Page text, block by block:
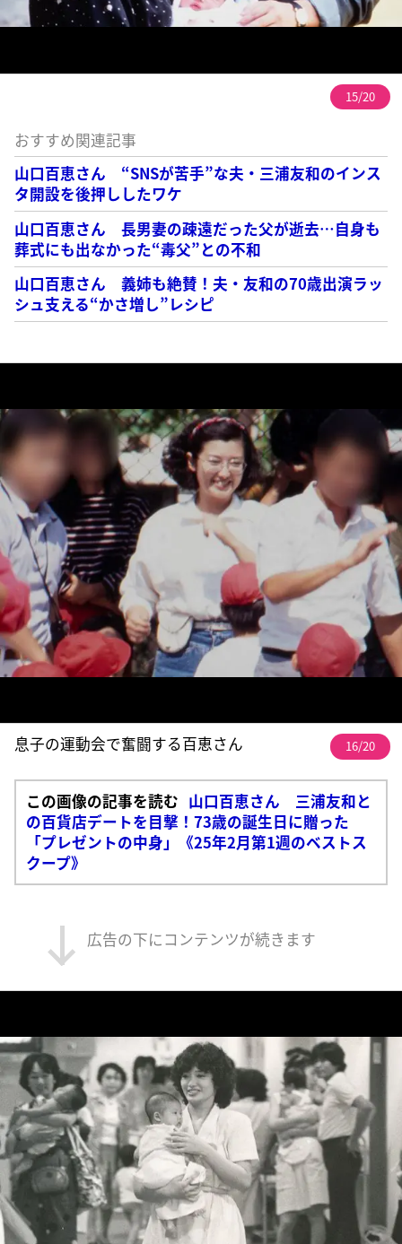
15/20
おすすめ関連記事
山口百恵さん “SNSが苦手”な夫・三浦友和のインス
タ開設を後押ししたワケ
山口百恵さん 長男妻の疎遠だった父が逝去…自身も
葬式にも出なかった“毒父”との不和
山口百恵さん 義姉も絶賛！夫・友和の70歳出演ラッ
シュ支える“かさ増し”レシピ
息子の運動会で奮闘する百恵さん 16/20
この画像の記事を読む 山口百恵さん 三浦友和と
の百貨店デートを目撃！73歳の誕生日に贈った
「プレゼントの中身」《25年2月第1週のベストス
クープ》
広告の下にコンテンツが続きます